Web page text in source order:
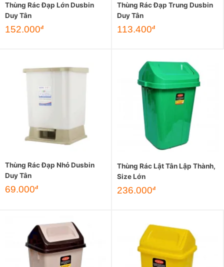
Thùng Rác Đạp Lớn Dusbin
Duy Tân
152.000đ
Thùng Rác Đạp Trung Dusbin
Duy Tân
113.400đ
Thùng Rác Đạp Nhỏ Dusbin
Duy Tân
69.000đ
Thùng Rác Lật Tân Lập Thành,
Size Lớn
236.000đ